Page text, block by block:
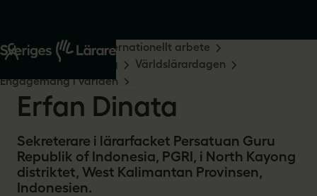
Start Om oss
Internationellt arbete
Medlemsengagemang
Världslärardagen
Engagemang i världen
Erfan Dinata
Sekreterare i lärarfacket Persatuan Guru
Republik of Indonesia, PGRI, i North Kayong
distriktet, West Kalimantan Provinsen,
Indonesien.